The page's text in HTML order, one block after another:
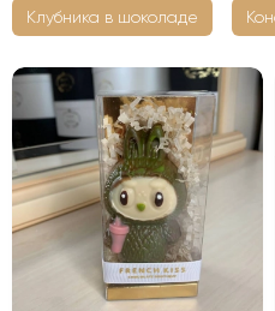
Клубника в шоколаде